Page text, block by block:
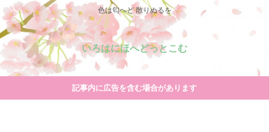
色は匂へど 散りぬるを
いろはにほへどっとこむ
記事内に広告を含む場合があります